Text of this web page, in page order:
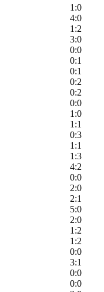
1:0
4:0
1:2
3:0
0:0
0:1
0:1
0:2
0:2
0:0
1:0
1:1
0:3
1:1
1:3
4:2
0:0
2:0
2:1
5:0
2:0
1:2
1:2
0:0
3:1
0:0
0:0